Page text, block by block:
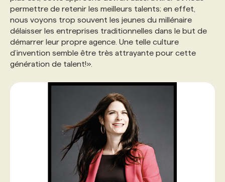
permettre de retenir les meilleurs talents; en effet,
nous voyons trop souvent les jeunes du millénaire
délaisser les entreprises traditionnelles dans le but de
démarrer leur propre agence. Une telle culture
d’invention semble être très attrayante pour cette
génération de talent!».